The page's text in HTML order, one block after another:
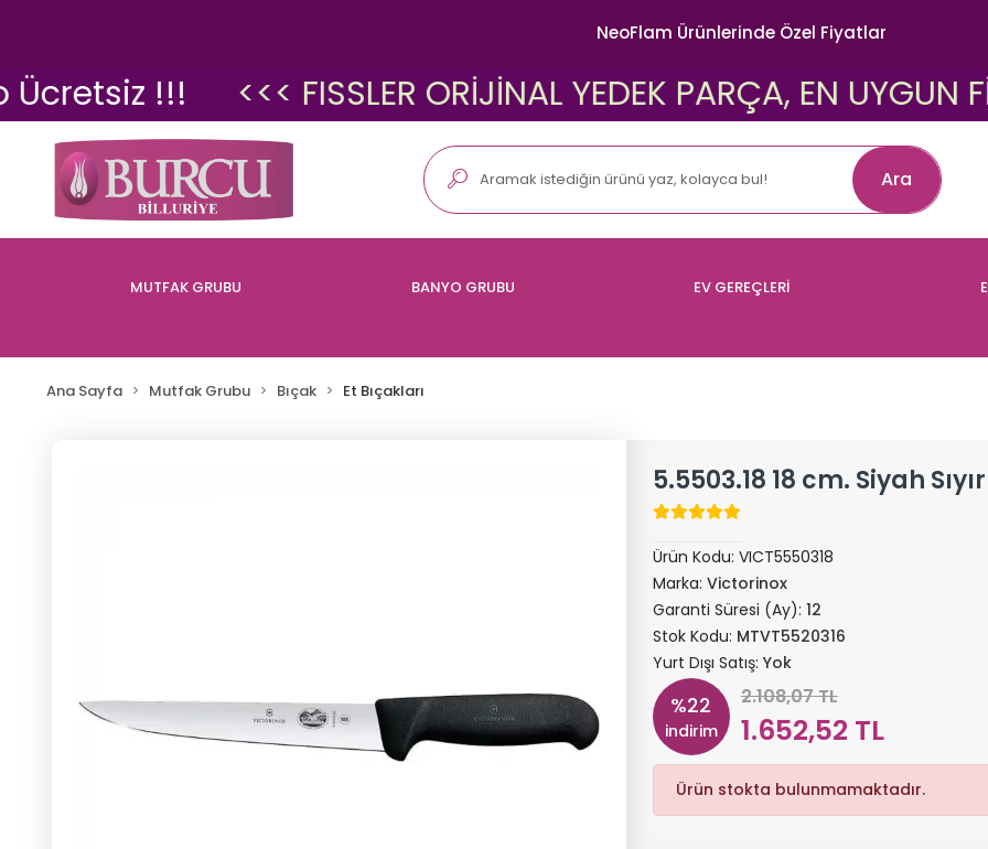
NeoFlam Ürünlerinde Özel Fiyatlar
!!! <<< FISSLER ORİJİNAL YEDEK PARÇA, EN UYGUN
Ara
MUTFAK GRUBU BANYO GRUBU EV GEREÇLERİ
Ana Sayfa Mutfak Grubu Bıçak Et Bıçakları
5.5503.18 18 cm. Siyah
Ürün Kodu: VICT5550318
Marka: Victorinox
Garanti Süresi (Ay): 12
Stok Kodu: MTVT5520316
Yurt Dışı Satış: Yok
%22
indirim
2.108,07 TL
1.652,52 TL
Ürün stokta bulunmamaktadır.